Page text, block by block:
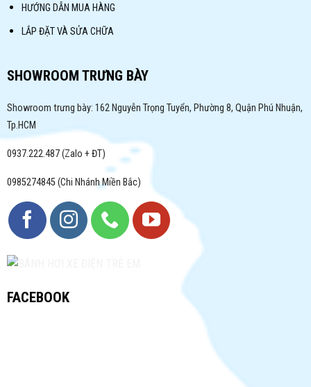
HƯỚNG DẪN MUA HÀNG
LẮP ĐẶT VÀ SỬA CHỮA
SHOWROOM TRƯNG BÀY
Showroom trưng bày: 162 Nguyễn Trọng Tuyển, Phường 8, Quận Phú Nhuận,
Tp.HCM
0937.222.487 (Zalo + ĐT)
0985274845 (Chi Nhánh Miền Bắc)
FACEBOOK